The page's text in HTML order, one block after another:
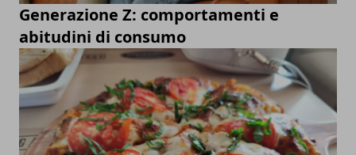
Generazione Z: comportamenti e
abitudini di consumo